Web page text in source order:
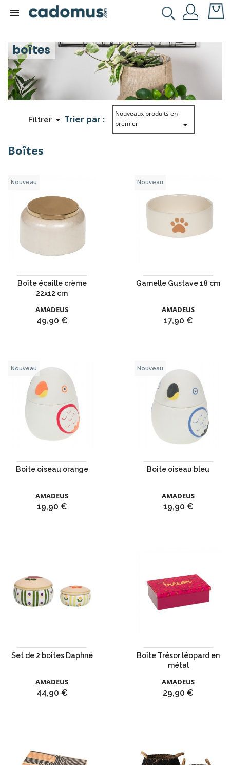

boîtes
Filtrer Trier par :
Nouveaux produits en
premier

Boîtes
Boîte écaille crème
22x12 cm
AMADEUS
Prix
49,90 €
Nouveau
Gamelle Gustave 18 cm
AMADEUS
Prix
17,90 €
Nouveau
Boite oiseau orange
AMADEUS
Prix
19,90 €
Nouveau
Boite oiseau bleu
AMADEUS
Prix
19,90 €
Nouveau
Set de 2 boîtes Daphné
AMADEUS
Prix
44,90 €
Boîte Trésor léopard en
métal
AMADEUS
Prix
29,90 €